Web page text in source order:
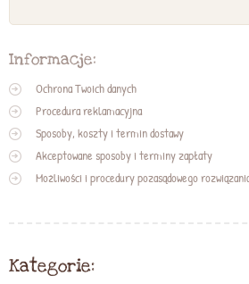
Informacje:
Ochrona Twoich danych
Procedura reklamacyjna
Sposoby, koszty i termin dostawy
Akceptowane sposoby i terminy zapłaty
Możliwości i procedury pozasądowego
Kategorie: